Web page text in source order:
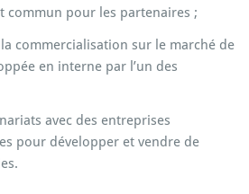
commun pour les partenaires ;
commercialisation sur le marché de
en interne par l’un des
avec des entreprises
pour développer et vendre de